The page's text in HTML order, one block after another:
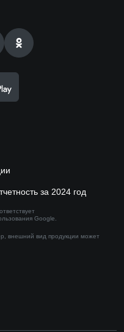
за 2024 год
Google.
внешний вид продукции может